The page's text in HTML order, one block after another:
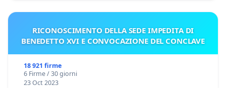
RICONOSCIMENTO DELLA SEDE IMPEDITA DI
BENEDETTO XVI E CONVOCAZIONE DEL CONCLAVE
18 921 firme
6 Firme / 30 giorni
23 Oct 2023